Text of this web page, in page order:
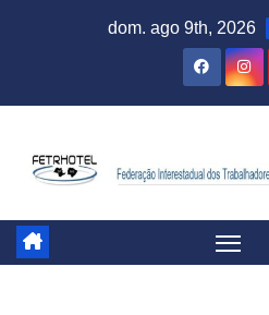
dom. ago 9th, 2026